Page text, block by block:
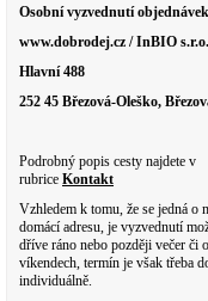
Osobní vyzvednutí
www.dobrodej.cz / InBIO s.r.o.
Hlavní 488
252 45 Březová-Oleško,
Podrobný popis cesty najdete v
rubrice Kontakt
Vzhledem k tomu, že se jedná o
domácí adresu, je vyzvednutí
dříve ráno nebo později večer či o
víkendech, termín je však třeba
individuálně.